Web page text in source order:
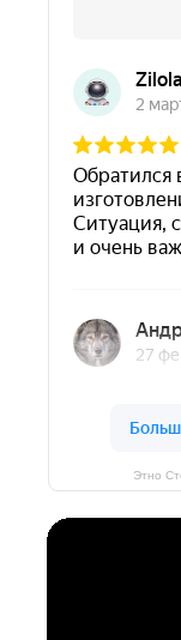
Этно